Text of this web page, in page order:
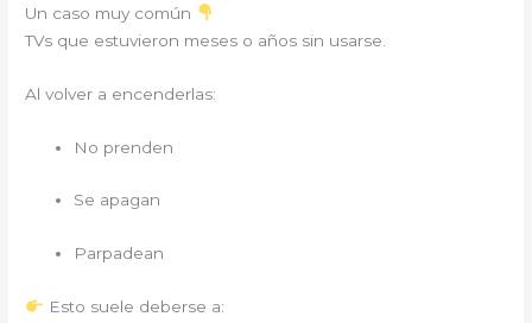
Un caso muy común
TVs que estuvieron meses o años sin usarse.
Al volver a encenderlas:
No prenden
Se apagan
Parpadean
Esto suele deberse a: